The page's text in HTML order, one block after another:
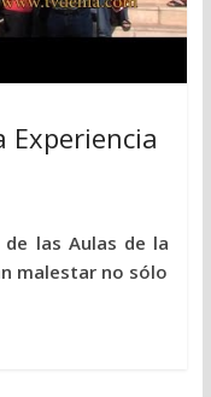
Experiencia
las Aulas de la
malestar no sólo